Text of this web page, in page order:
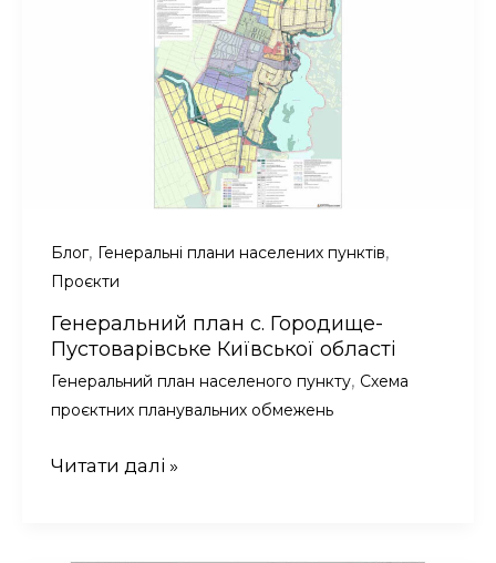
Блог, Генеральні плани населених пунктів,
Проєкти
Генеральний план с. Городище-
Пустоварівське Київської області
Генеральний план населеного пункту, Схема
проєктних планувальних обмежень
Генеральний
Читати далі »